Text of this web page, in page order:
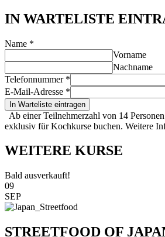
IN WARTELISTE
Name *
Vorname
Nachname
Telefonnummer *
E-Mail-Adresse *
In Warteliste eintragen
Ab einer Teilnehmerzahl von 14
exklusiv für Kochkurse buchen. Weitere
WEITERE KURSE
Bald ausverkauft!
09
SEP
STREETFOOD OF